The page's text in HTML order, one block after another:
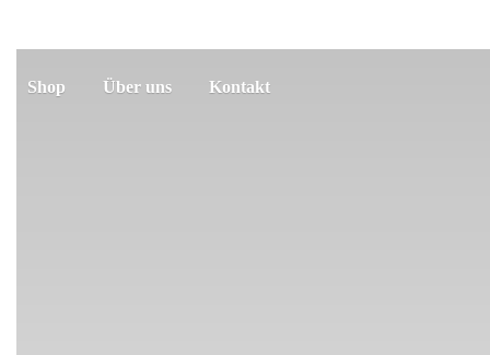
Shop Über uns Kontakt